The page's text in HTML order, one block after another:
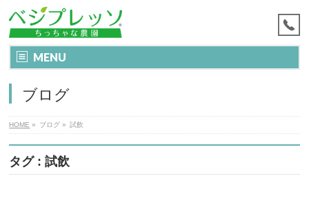
MENU
ブログ
HOME » ブログ » 試飲
タグ : 試飲